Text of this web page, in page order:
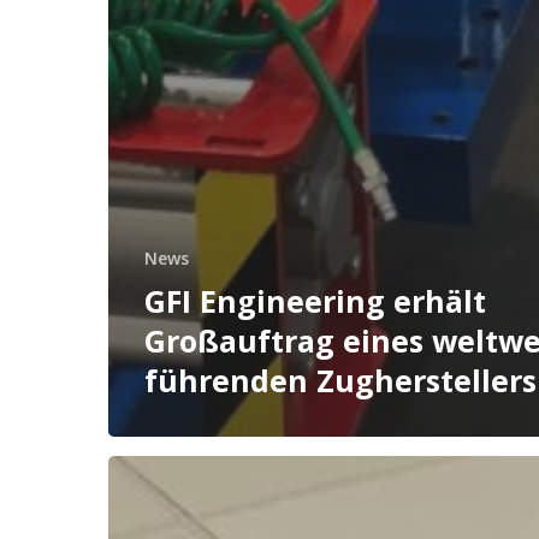
News
GFI Engineering erhält
Großauftrag eines
führenden Zugherstellers